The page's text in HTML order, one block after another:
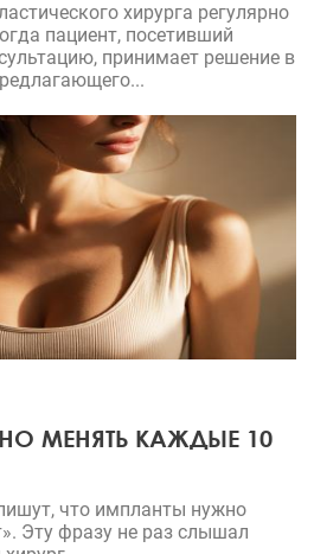
хирурга регулярно
пациент, посетивший
принимает решение в
МЕНЯТЬ КАЖДЫЕ 10
что импланты нужно
Эту фразу не раз слышал